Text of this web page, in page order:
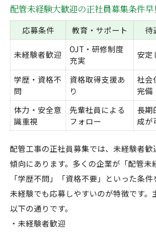
配管未経験大歓迎の正社員募集条件早
応募条件 教育・サポート 待
未経験者歓迎
OJT・研修制度
充実
安定
学歴・資格不
問
資格取得支援あ
り
社会
完備
体力・安全意
識重視
先輩社員による
フォロー
長期
成が
配管工事の正社員募集では、未経験者歓
傾向にあります。多くの企業が「配管未
「学歴不問」「資格不要」といった条件
未経験でも応募しやすいのが特徴です。
以下の通りです。
・未経験者歓迎